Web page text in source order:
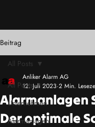
Beitrag
All Posts
Unternehmen
Alarmanlagen
All Posts
Alarmanlagen
Der optimale
Anliker Alarm AG
12. Juli 2023 2 Min.